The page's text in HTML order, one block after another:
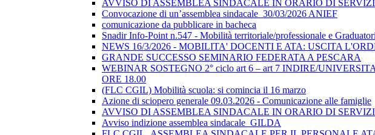
AVVISO DI ASSEMBLEA SINDACALE IN ORARIO DI
Convocazione di un’assemblea sindacale_30/03/2026 ANIEF
comunicazione da pubblicare in bacheca
Snadir Info-Point n.547 - Mobilità territoriale/professionale e
NEWS 16/3/2026 - MOBILITA' DOCENTI E ATA: USCITA
GRANDE SUCCESSO SEMINARIO FEDERATA A PESCARA
WEBINAR SOSTEGNO 2° ciclo art 6 – art 7 INDIRE/
ORE 18.00
(FLC CGIL) Mobilità scuola: si comincia il 16 marzo
Azione di sciopero generale 09.03.2026 - Comunicazione alle famiglie
AVVISO DI ASSEMBLEA SINDACALE IN ORARIO DI
Avviso indizione assemblea sindacale_GILDA